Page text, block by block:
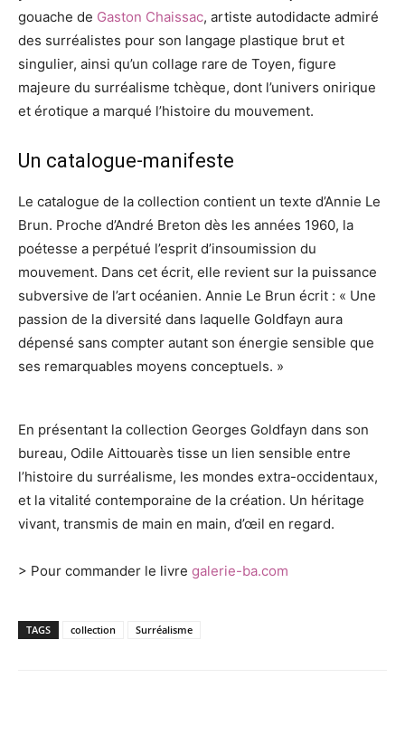
gouache de Gaston Chaissac, artiste autodidacte admiré
des surréalistes pour son langage plastique brut et
singulier, ainsi qu’un collage rare de Toyen, figure
majeure du surréalisme tchèque, dont l’univers onirique
et érotique a marqué l’histoire du mouvement.
Un catalogue-manifeste
Le catalogue de la collection contient un texte d’Annie Le
Brun. Proche d’André Breton dès les années 1960, la
poétesse a perpétué l’esprit d’insoumission du
mouvement. Dans cet écrit, elle revient sur la puissance
subversive de l’art océanien. Annie Le Brun écrit : « Une
passion de la diversité dans laquelle Goldfayn aura
dépensé sans compter autant son énergie sensible que
ses remarquables moyens conceptuels. »
En présentant la collection Georges Goldfayn dans son
bureau, Odile Aittouarès tisse un lien sensible entre
l’histoire du surréalisme, les mondes extra-occidentaux,
et la vitalité contemporaine de la création. Un héritage
vivant, transmis de main en main, d’œil en regard.
> Pour commander le livre galerie-ba.com
TAGS collection Surréalisme